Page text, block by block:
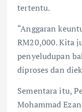
tertentu.
“Anggaran
RM20,000. Kita
penyeludupan
diproses dan
Sementara itu,
Mohammad